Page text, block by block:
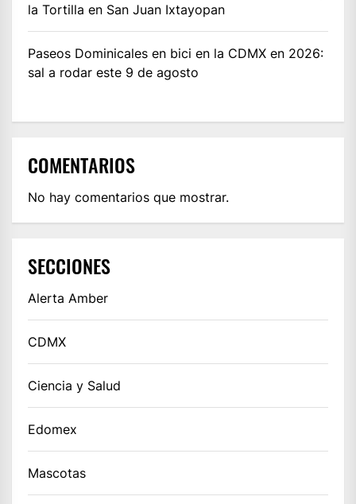
la Tortilla en San Juan Ixtayopan
Paseos Dominicales en bici en la CDMX en 2026:
sal a rodar este 9 de agosto
COMENTARIOS
No hay comentarios que mostrar.
SECCIONES
Alerta Amber
CDMX
Ciencia y Salud
Edomex
Mascotas